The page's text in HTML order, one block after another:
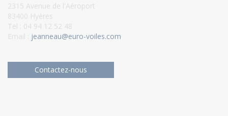
2315 Avenue de l'Aéroport
83400 Hyères
Tel : 04 94 12 52 48
Email :
jeanneau@euro-voiles.com
Contactez-nous